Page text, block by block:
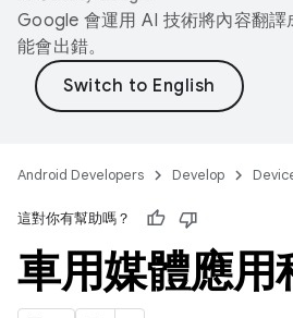
Google 會運用 AI 技術將內容翻譯
能會出錯。
Android Developers Develop
這對你有幫助嗎？
車用媒體應用